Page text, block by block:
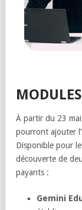
À partir du 23 mai
pourront ajouter
Disponible pour
découverte de
payants :
Gemini